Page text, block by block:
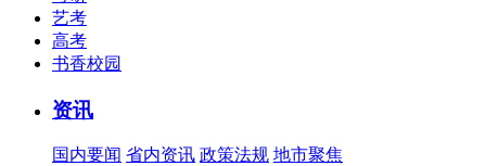
艺考
高考
书香校园
资讯
国内要闻 省内资讯 政策法规 地市聚焦